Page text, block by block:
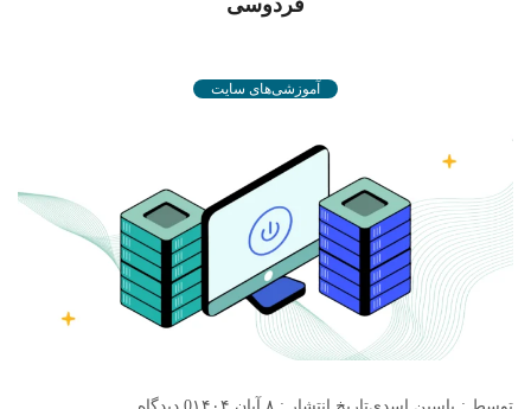
فردوسی
آموزشی‌های سایت